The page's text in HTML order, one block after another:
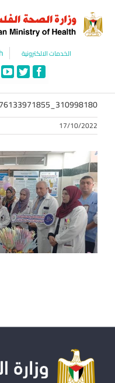
content
الخدمات الالكترونية
Facebook
310998180_481976133971855_1704412911193944757_n
17/10/2022